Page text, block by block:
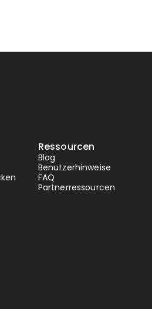
Ressourcen
Blog
Benutzerhinweise
FAQ
Partnerressourcen